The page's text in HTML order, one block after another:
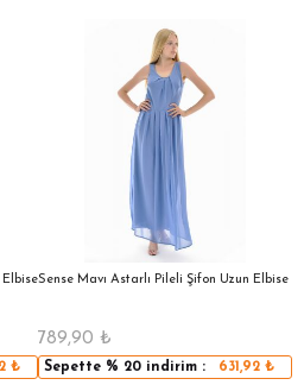
Elbise
₺
Sense Mavı Astarlı Pileli Şifon Uzun Elbise
789,90 ₺
Sepette % 20 indirim : 631,92₺